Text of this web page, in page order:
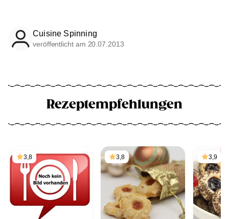
Cuisine Spinning
veröffentlicht am 20.07.2013
Rezeptempfehlungen
3,8 3,8 3,9